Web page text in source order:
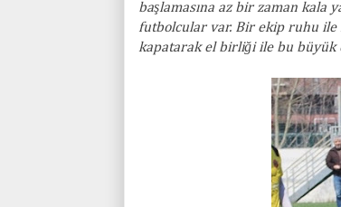
başlamasına az bir zaman kala
futbolcular var. Bir ekip ruhu ile
kapatarak el birliği ile bu büyük